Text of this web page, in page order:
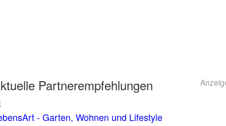
Partnerempfehlungen
- Garten, Wohnen und Lifestyle